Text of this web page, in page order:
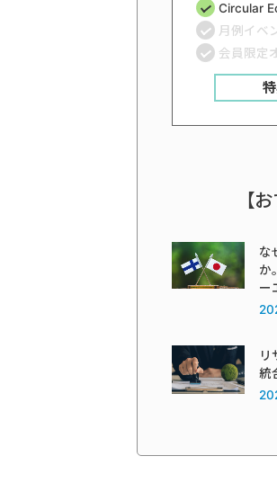
Circular
月例イベ
会員限定
【
な
か
ー
リ
統